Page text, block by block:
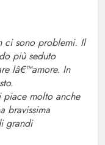
ci sono problemi. Il
più seduto
lâ€™amore. In
molto anche
bravissima
grandi